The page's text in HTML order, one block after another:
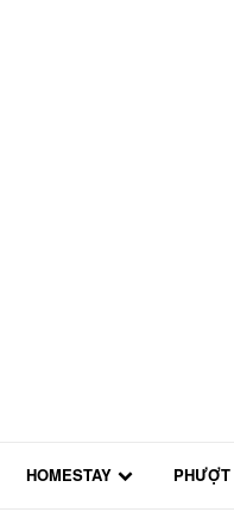
HOMESTAY PHƯỢT